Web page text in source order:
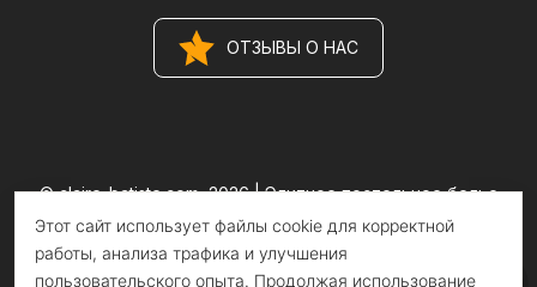
ОТЗЫВЫ О НАС
© claire-batiste.com, 2026 |Элитное постельное белье
Информация на сайте носит информационный характер и не
является публичной офертой
Этот сайт использует файлы cookie для корректной
работы, анализа трафика и улучшения
пользовательского опыта. Продолжая использование